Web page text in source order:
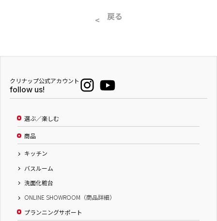
戻る
クリナップ公式アカウント
follow us!
選ぶ／楽しむ
商品
キッチン
バスルーム
洗面化粧台
ONLINE SHOWROOM（商品詳細）
プランニングサポート